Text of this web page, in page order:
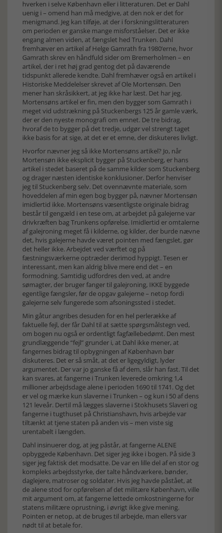
hverken i selve København eller i litteraturen. Det er Dahl
uenig i – omend han må medgive, at den nok er det for
menigmand. Jeg kan tilføje, at der i forskningslitteraturen
om perioden er ganske mange misforståelser. Det er ikke
engang almen viden, at fængslet hed Trunken. Dahl
fremhæver en artikel af Helge Gamrath fra 1980’erne, hvor
Gamrath skrev en håndfuld sider om Bremerholmen – en
artikel, der i ret høj grad gentog det på daværende
tidspunkt allerede kendte. Dahl fremhæver også en artikel i
Historiske Meddelelser skrevet af Ole Mortensøn. Den
mener han skråsikkert, at jeg ikke har læst. Det har jeg.
Mortensøns artikel er fin, men den bygger som Gamrath i
meget vid udstrækning på Stuckenbergs 125 år gamle værk,
der er den nyeste monografi om emnet. De tre bidrag,
hvoraf de to bygger på det tredje, udgør vel strengt taget
ikke basis for at sige, at det er et emne, der diskuteres livligt.
Hvorfor nævner jeg så ikke Mortensøns artikel? Jo, når
Mortensøn ikke eksplicit bygger på Stuckenberg, er hans
artikel i stedet baseret på de samme kilder som Stuckenberg
og drager næsten identiske konklusioner. Derfor henviser
jeg til Stuckenberg selv. Det ovennævnte materiale, som
hoveddelen af min egen bog bygger på, nævner Mortensøn
imidlertid ikke. Mortensøns væsentligste originale bidrag
består til gengæld i en tese om, at arbejdet på galejerne var
drivkræften bag Trunkens opførelse. Imidlertid er omtalerne
af galejroning meget få i kilderne, og kilder, der burde nævne
det, hvis galejerne havde været pointen med fængslet, gør
det heller ikke. Arbejdet ved værftet og på
fæstningsværkerne optræder derimod hyppigt. Tesen er
interessant, men kan aldrig blive mere end det – en
formodning. Samtidig udfordres den ved, at andre
sømagter, der bruger fanger til galejroning, IKKE byggede
egentlige fængsler, før de opgav galejerne – netop fordi
galejerne selv fungerede som afsoningssted i stedet.
Min gåtur angribes desuden for en hel perlerække af
faktuelle fejl, der får Dahl til at sætte spørgsmålstegn ved,
om bogen nu også er ordentligt fagfællebedømt. Den mest
grundlæggende “fejl” grunder i, at Dahl ikke mener, at
fangernes bidrag til opbygningen af København bør
diskuteres. Det er så småt, at det er ligegyldigt, lyder
argumentet. Der var jo ganske få af dem, slår han fast. Til det
kan svares, at fangerne i Trunken leverede omkring 1,4
millioner arbejdsdage alene i perioden 1690 til 1741. Og det
er vel og mærke kun slaverne i Trunken – og kun i 50 af dens
121 leveår. Dertil må lægges slaverne i Stokhusets Slaveri og
fangerne i tugthuset på Christianshavn, hvis arbejde var
tiltænkt at tjene staten på anden vis – men viste sig
urentabelt i længden.
Dahl insinuerer dog, at jeg påstår, at fangerne ALENE
opbyggede København. Det siger jeg ikke i bogen. På side 3
siger jeg faktisk det modsatte. De var en lille del af en stor og
kompleks arbejdsstyrke, der talte håndværkere, bønder,
daglejere, matroser og soldater. Hvis jeg havde påstået, at
de alene stod for opførelsen af det militære København, ville
mit argument om, at fangerne lettede omkostningerne for
statens militære oprustning, i øvrigt ikke give mening.
Pointen er netop, at de bruges til arbejde, man ellers var
nødt til at betale for.